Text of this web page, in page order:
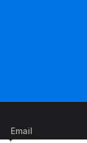
Email